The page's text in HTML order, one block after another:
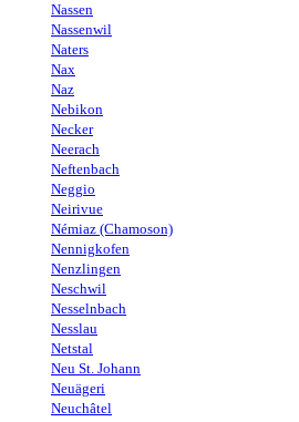
Nassen
Nassenwil
Naters
Nax
Naz
Nebikon
Necker
Neerach
Neftenbach
Neggio
Neirivue
Némiaz (Chamoson)
Nennigkofen
Nenzlingen
Neschwil
Nesselnbach
Nesslau
Netstal
Neu St. Johann
Neuägeri
Neuchâtel